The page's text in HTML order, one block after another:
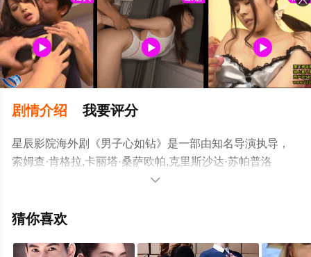
剧情介绍 我要评分
星辰影院海外剧《男子心如钻》是一部由知名导演执导，
索姆查·肯格拉,卡丽塔·桑萨欧帕,克里斯沙达·苏帕普洛
姆,Taentawan·Taddeo等明星演员精彩演绎的泰国电视剧，
院，更多相关信息可移步至豆瓣电视剧、电视猫或剧情网

猜你喜欢